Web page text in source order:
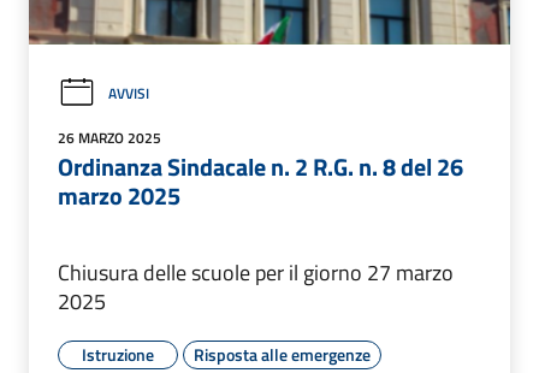
AVVISI
26 MARZO 2025
Ordinanza Sindacale n. 2 R.G. n. 8 del 26
marzo 2025
Chiusura delle scuole per il giorno 27 marzo
2025
Istruzione Risposta alle emergenze